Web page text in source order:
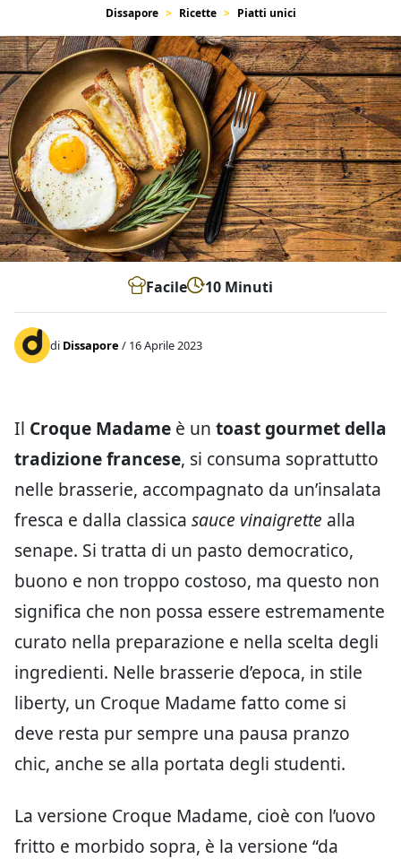
Dissapore Ricette Piatti unici
Facile 10 Minuti
di Dissapore / 16 Aprile 2023
Il Croque Madame è un toast gourmet della
tradizione francese, si consuma soprattutto
nelle brasserie, accompagnato da un’insalata
fresca e dalla classica sauce vinaigrette alla
senape. Si tratta di un pasto democratico,
buono e non troppo costoso, ma questo non
significa che non possa essere estremamente
curato nella preparazione e nella scelta degli
ingredienti. Nelle brasserie d’epoca, in stile
liberty, un Croque Madame fatto come si
deve resta pur sempre una pausa pranzo
chic, anche se alla portata degli studenti.
La versione Croque Madame, cioè con l’uovo
fritto e morbido sopra, è la versione “da